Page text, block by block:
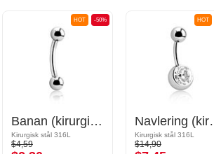
-50%
HOT
Banan (kirurgisk stål, sølv, skinnende finish) med kuler
Kirurgisk stål 316L
$4,59
HOT
Navlering
Kirurgisk stål 316L
$14,90